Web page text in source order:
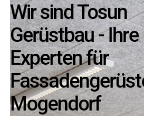
Wir sind Tosun
Gerüstbau - Ihre
Experten für
Mogendorf